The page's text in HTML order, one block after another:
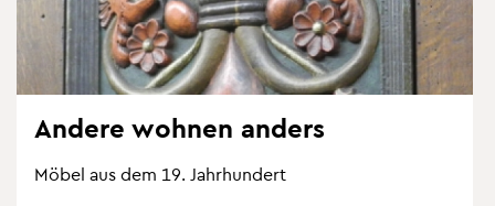
An­de­re woh­nen an­ders
Möbel aus dem 19. Jahr­hun­dert